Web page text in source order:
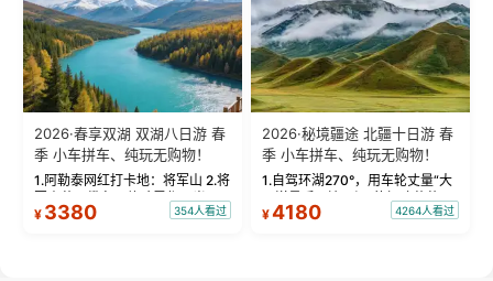
2026·春享双湖 双湖八日游 春
季 小车拼车、纯玩无购物！
1.阿勒泰网红打卡地：将军山 2.将
军山落日缆车，体验雪都风光 3.
将军山，夕阳派对，蹦迪party 4.
¥ 3380 354人看过
2026·秘境疆途 北疆十日游 春
季 小车拼车、纯玩无购物！
1.自驾环湖270°，用车轮丈量“大
西洋最后一滴眼泪”的极致蔚蓝，
让雪山、花海与深邃湖水在转弯
¥4180 4264人看过